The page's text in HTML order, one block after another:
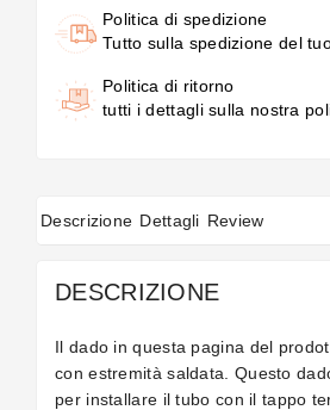
Politica di spedizione
Tutto sulla spedizione del
Politica di ritorno
tutti i dettagli sulla nostra
Descrizione Dettagli Review
DESCRIZIONE
Il dado in questa pagina del
con estremità saldata. Questo
per installare il tubo con il tappo